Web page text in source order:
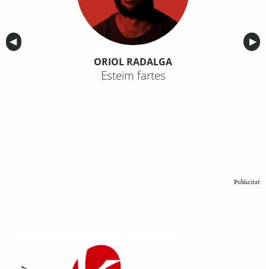
Anterior
◀︎ ▶︎
ORIOL RADALGA
Esteim fartes
Publicitat